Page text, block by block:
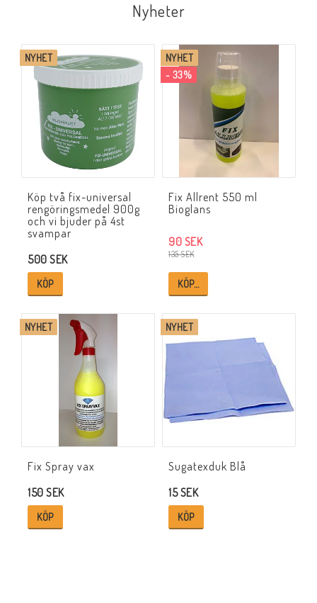
Nyheter
NYHET
Köp två fix-universal
rengöringsmedel 900g
och vi bjuder på 4st
svampar
500 SEK
KÖP
NYHET
- 33%
Fix Allrent 550 ml
Bioglans
135 SEK
90 SEK
KÖP…
NYHET
Fix Spray vax
150 SEK
KÖP
NYHET
Sugatexduk Blå
15 SEK
KÖP